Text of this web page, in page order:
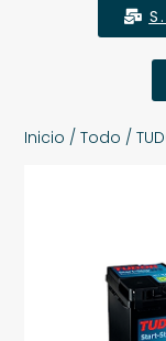
Inicio /Todo /